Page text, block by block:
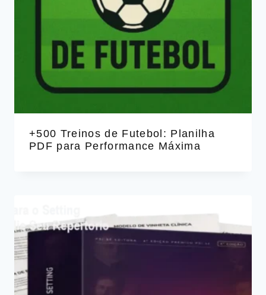
+500 Treinos de Futebol: Planilha
PDF para Performance Máxima